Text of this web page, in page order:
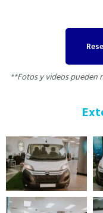
**Fotos y videos